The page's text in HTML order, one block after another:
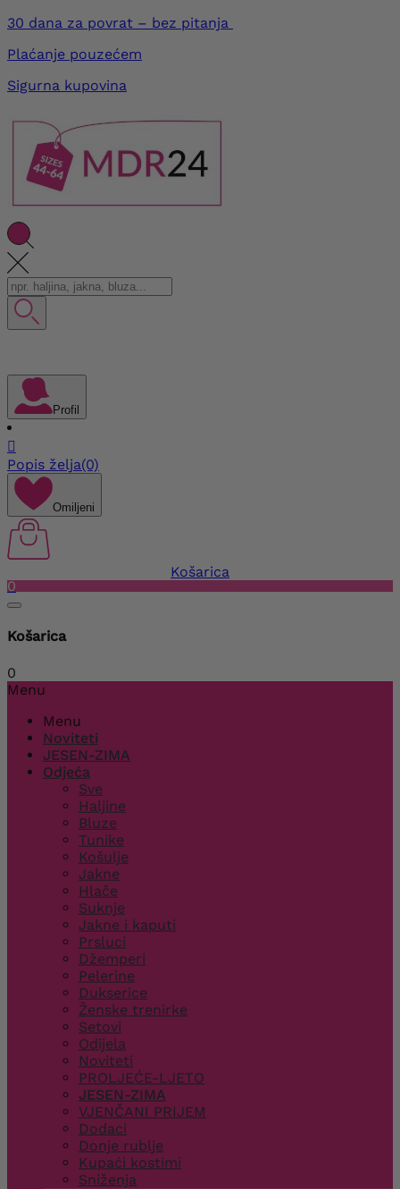
30 dana za povrat – bez pitanja
Plaćanje pouzećem
Sigurna kupovina
Profil

Popis želja(0)
Omiljeni
Košarica
0
Košarica
0
Menu
Menu
Noviteti
JESEN-ZIMA
Odjeća
Sve
Haljine
Bluze
Tunike
Košulje
Jakne
Hlače
Suknje
Jakne i kaputi
Prsluci
Džemperi
Pelerine
Dukserice
Ženske trenirke
Setovi
Odijela
Noviteti
PROLJEĆE-LJETO
JESEN-ZIMA
VJENČANI PRIJEM
Dodaci
Donje rublje
Kupaći kostimi
Sniženja